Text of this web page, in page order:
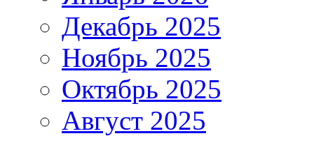
Декабрь 2025
Ноябрь 2025
Октябрь 2025
Август 2025